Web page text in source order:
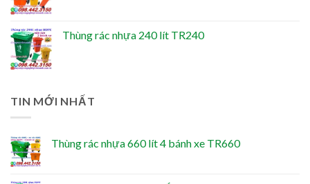
Thùng rác nhựa 240 lít TR240
TIN MỚI NHẤT
Thùng rác nhựa 660 lít 4 bánh xe TR660